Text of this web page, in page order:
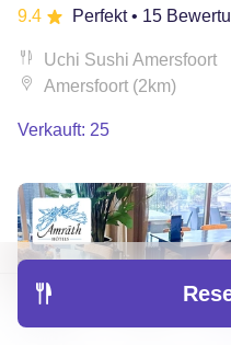
Entdecken
9.4 Perfekt• 15
Uchi Sushi Amersfoort
Amersfoort (2km)
Verkauft: 25